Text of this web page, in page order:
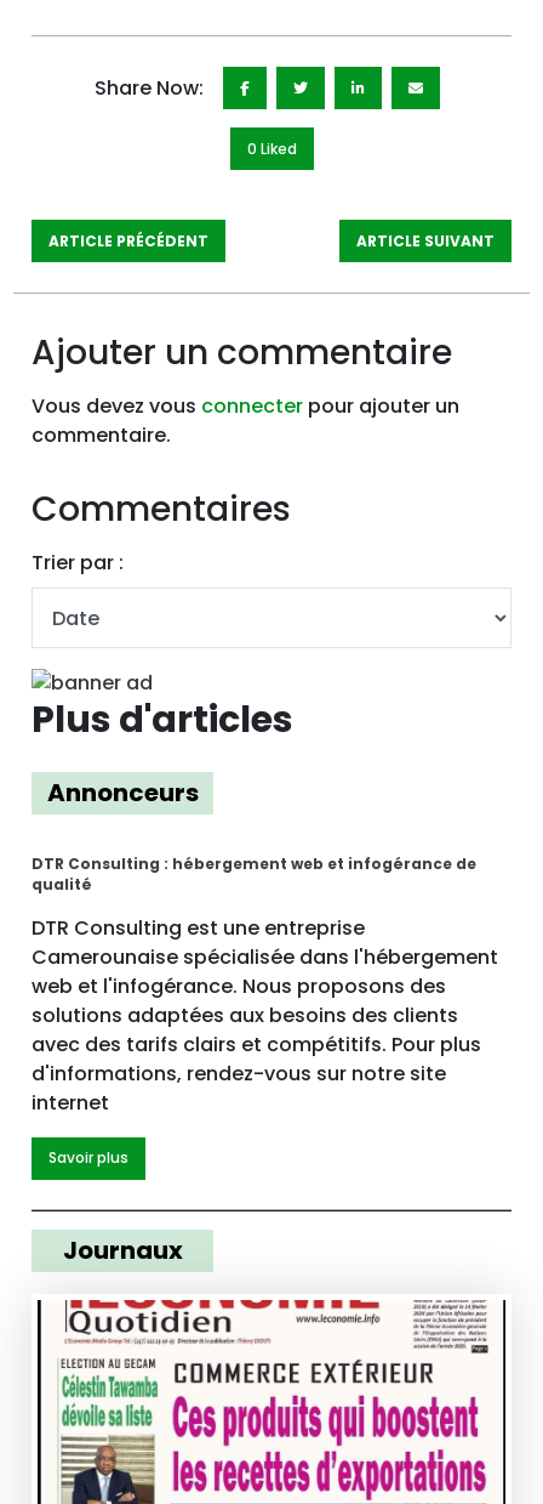
Share Now:
0 Liked
ARTICLE PRÉCÉDENT ARTICLE SUIVANT
Ajouter un commentaire
Vous devez vous connecter pour ajouter un
commentaire.
Commentaires
Trier par :
Plus d'articles
Annonceurs
DTR Consulting : hébergement web et infogérance de
qualité
DTR Consulting est une entreprise
Camerounaise spécialisée dans l'hébergement
web et l'infogérance. Nous proposons des
solutions adaptées aux besoins des clients
avec des tarifs clairs et compétitifs. Pour plus
d'informations, rendez-vous sur notre site
internet
Savoir plus
Journaux